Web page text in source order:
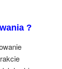
?